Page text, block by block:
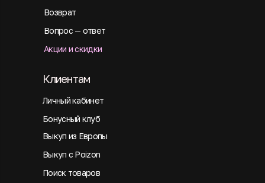
Возврат
Вопрос — ответ
Акции и скидки
Личный кабинет
Клиентам
Бонусный клуб
Выкуп из Европы
Выкуп с Poizon
Поиск товаров